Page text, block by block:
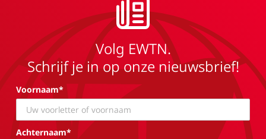
Volg EWTN.
Schrijf je in op onze nieuwsbrief!
Voornaam*
Achternaam*